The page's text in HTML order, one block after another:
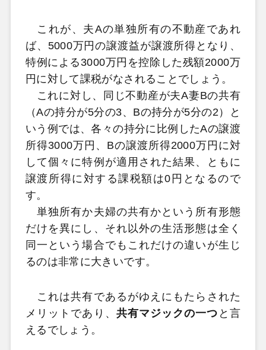
これが、夫Aの単独所有の不動産であれ
ば、5000万円の譲渡益が譲渡所得となり、
特例による3000万円を控除した残額2000万
円に対して課税がなされることでしょう。
これに対し、同じ不動産が夫A妻Bの共有
（Aの持分が5分の3、Bの持分が5分の2）と
いう例では、各々の持分に比例したAの譲渡
所得3000万円、Bの譲渡所得2000万円に対
して個々に特例が適用された結果、ともに
譲渡所得に対する課税額は0円となるので
す。
単独所有か夫婦の共有かという所有形態
だけを異にし、それ以外の生活形態は全く
同一という場合でもこれだけの違いが生じ
るのは非常に大きいです。
これは共有であるがゆえにもたらされた
メリットであり、 共有マジックの一つ と言
えるでしょう。